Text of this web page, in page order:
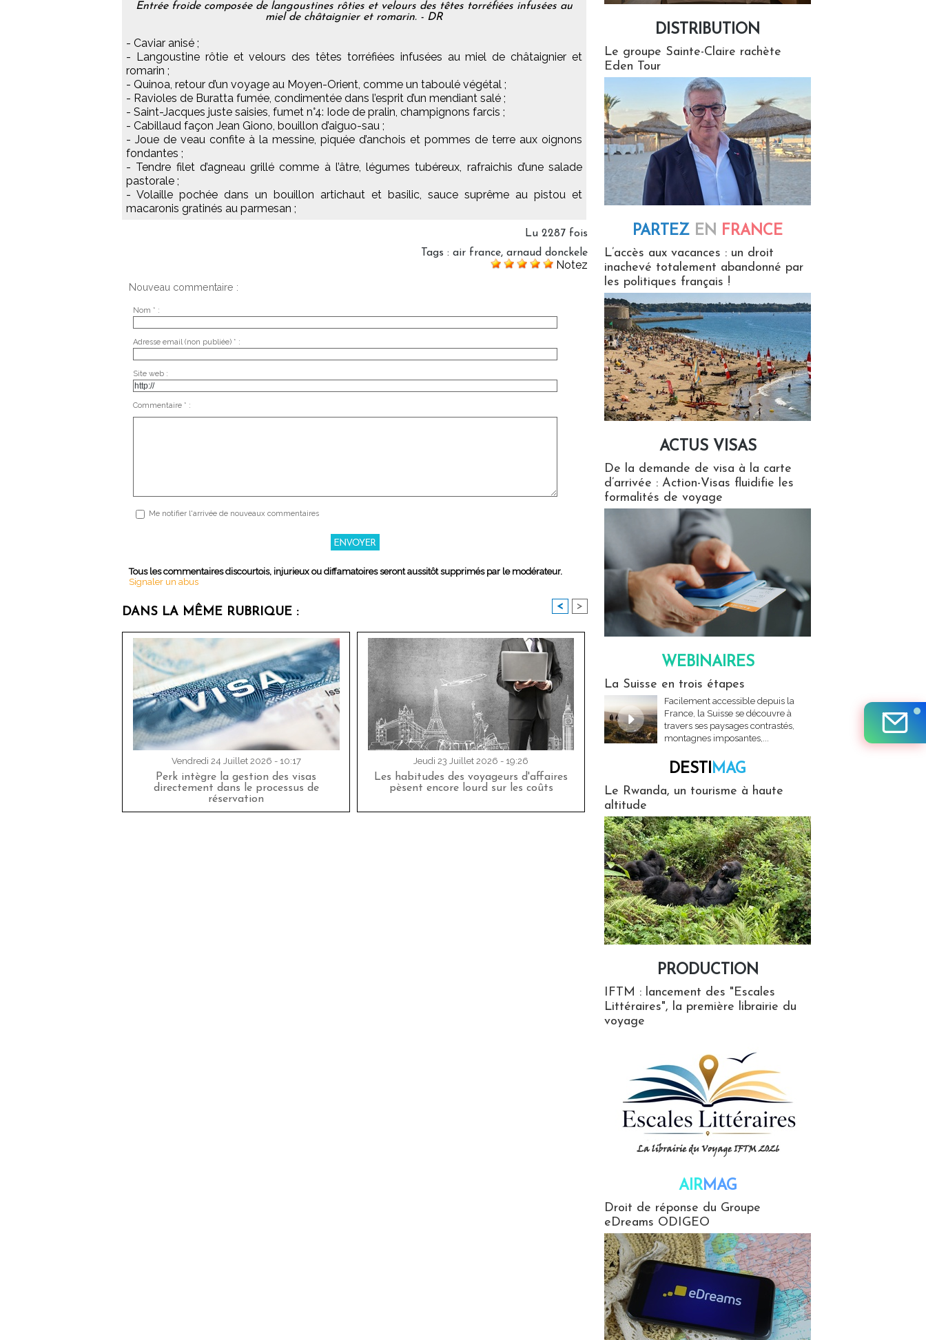
Entrée froide composée de langoustines rôties et velours des têtes torréfiées infusées au
miel de châtaignier et romarin. - DR
- Caviar anisé ;
- Langoustine rôtie et velours des têtes torréfiées infusées au miel de châtaignier et
romarin ;
- Quinoa, retour d’un voyage au Moyen-Orient, comme un taboulé végétal ;
- Ravioles de Buratta fumée, condimentée dans l’esprit d’un mendiant salé ;
- Saint-Jacques juste saisies, fumet n°4: Iode de pralin, champignons farcis ;
- Cabillaud façon Jean Giono, bouillon d’aiguo-sau ;
- Joue de veau confite à la messine, piquée d’anchois et pommes de terre aux oignons
fondantes ;
- Tendre filet d’agneau grillé comme à l’âtre, légumes tubéreux, rafraichis d’une salade
pastorale ;
- Volaille pochée dans un bouillon artichaut et basilic, sauce suprême au pistou et
macaronis gratinés au parmesan ;
Lu 2287 fois
Tags : air france, arnaud donckele
Notez
Nouveau commentaire :
Nom * :
Adresse email (non publiée) * :
Site web :
Commentaire * :
Me notifier l'arrivée de nouveaux commentaires
Tous les commentaires discourtois, injurieux ou diffamatoires seront aussitôt supprimés par le modérateur.
Signaler un abus
DANS LA MÊME RUBRIQUE : < >
Vendredi 24 Juillet 2026 - 10:17
Perk intègre la gestion des visas
directement dans le processus de
réservation
Jeudi 23 Juillet 2026 - 19:26
Les habitudes des voyageurs d'affaires
pèsent encore lourd sur les coûts
DISTRIBUTION
Le groupe Sainte-Claire rachète
Eden Tour
PARTEZ EN FRANCE
L’accès aux vacances : un droit
inachevé totalement abandonné par
les politiques français !
ACTUS VISAS
De la demande de visa à la carte
d’arrivée : Action-Visas fluidifie les
formalités de voyage
WEBINAIRES
La Suisse en trois étapes
Facilement accessible depuis la
France, la Suisse se découvre à
travers ses paysages contrastés,
montagnes imposantes,...
DESTIMAG
Le Rwanda, un tourisme à haute
altitude
PRODUCTION
IFTM : lancement des "Escales
Littéraires", la première librairie du
voyage
AIRMAG
Droit de réponse du Groupe
eDreams ODIGEO